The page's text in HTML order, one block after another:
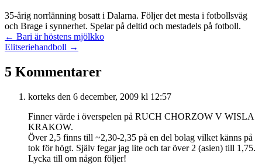
35-årig norrlänning bosatt i Dalarna. Följer det mesta i fotbollsväg
och Brage i synnerhet. Spelar på deltid och mestadels på fotboll.
Posts
navigation
← Bari är höstens mjölkko
Elitseriehandboll →
5 Kommentarer
korteks den 6 december, 2009 kl 12:57
Finner värde i överspelen på RUCH CHORZOW V WISLA
KRAKOW.
Över 2,5 finns till ~2,30-2,35 på en del bolag vilket känns på
tok för högt. Själv fegar jag lite och tar över 2 (asien) till 1,75.
Lycka till om någon följer!